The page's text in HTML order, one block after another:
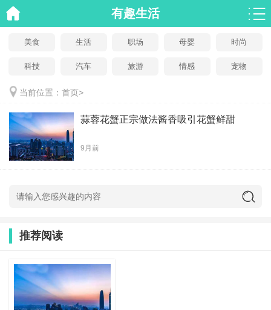
有趣生活
美食 生活 职场 母婴 时尚
科技 汽车 旅游 情感 宠物
当前位置： 首页>
蒜蓉花蟹正宗做法酱香吸引花蟹鲜甜
9月前
推荐阅读